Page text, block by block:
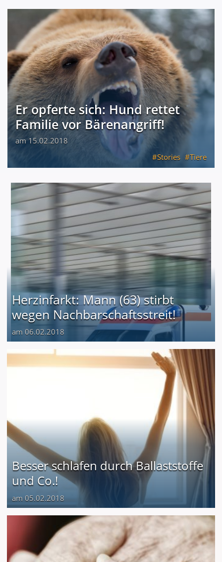
Er opferte sich: Hund rettet
Familie vor Bärenangriff!
am 15.02.2018
Stories
Tiere
Herzinfarkt: Mann (63) stirbt
wegen Nachbarschaftsstreit!
am 06.02.2018
Besser schlafen durch Ballaststoffe
und Co.!
am 05.02.2018